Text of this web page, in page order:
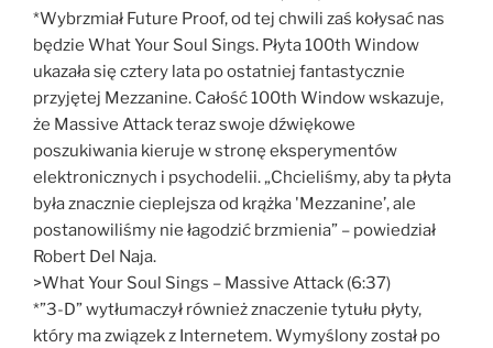
*Wybrzmiał Future Proof, od tej chwili zaś kołysać nas
będzie What Your Soul Sings. Płyta 100th Window
ukazała się cztery lata po ostatniej fantastycznie
przyjętej Mezzanine. Całość 100th Window wskazuje,
że Massive Attack teraz swoje dźwiękowe
poszukiwania kieruje w stronę eksperymentów
elektronicznych i psychodelii. „Chcieliśmy, aby ta płyta
była znacznie cieplejsza od krążka 'Mezzanine’, ale
postanowiliśmy nie łagodzić brzmienia” – powiedział
Robert Del Naja.
>What Your Soul Sings – Massive Attack (6:37)
*”3-D” wytłumaczył również znaczenie tytułu płyty,
który ma związek z Internetem. Wymyślony został po